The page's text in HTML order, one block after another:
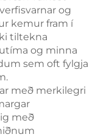
og
kemur fram í
tiltekna
og minna
sem oft fylgja
með merkilegri
með